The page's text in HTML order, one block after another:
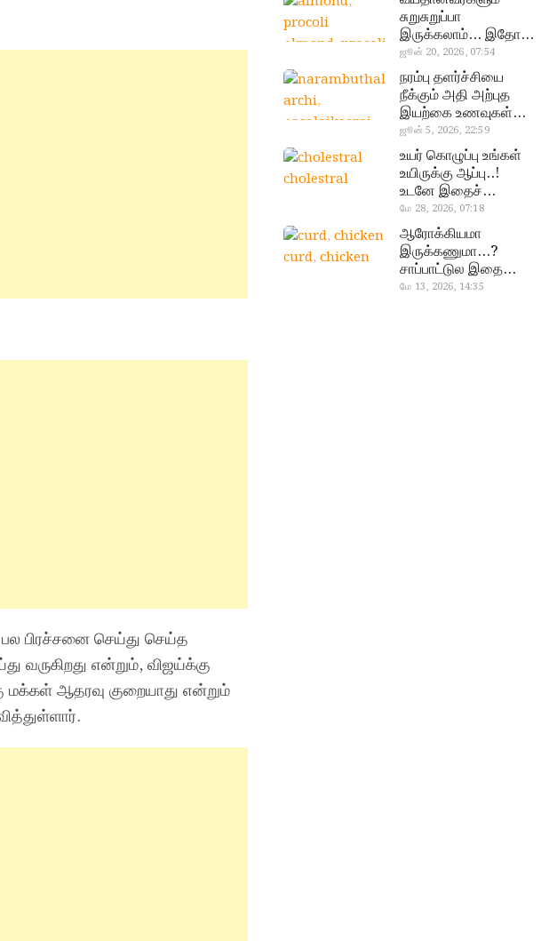
பிரச்சனை செய்து செய்த
வருகிறது என்றும், விஜய்க்கு
ஆதரவு குறையாது என்றும்
almond, procoli
சுறுசுறுப்பா
இருக்கலாம்… இதோ
சூப்பர் உணவுகள்!
ஜூன் 20, 2026, 07:54
narambuthalar
chi,
pasalaikeerai
நரம்பு தளர்ச்சியை
நீக்கும் அதி அற்புத
இயற்கை உணவுகள்…
தவற விட்டுறாதீங்க!
ஜூன் 5, 2026, 22:59
cholestral
உயர் கொழுப்பு உங்கள்
உயிருக்கு ஆப்பு..!
உடனே இதைச்
செய்யுங்க!
மே 28, 2026, 07:18
curd, chicken
ஆரோக்கியமா
இருக்கணுமா…?
சாப்பாட்டுல இதை
எல்லாம்
மே 13, 2026, 14:35